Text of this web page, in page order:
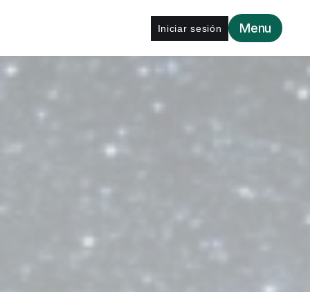
Iniciar sesión Menu